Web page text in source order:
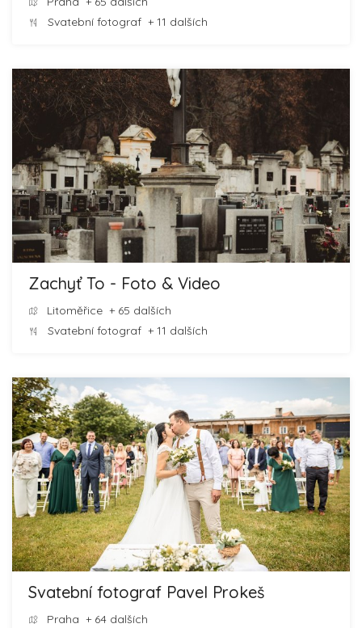
Svatební fotograf + 11 dalších
Zachyť To - Foto & Video
Litoměřice + 65 dalších
Svatební fotograf + 11 dalších
Svatební fotograf Pavel Prokeš
Praha + 64 dalších